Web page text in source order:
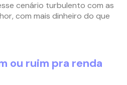
cenário turbulento com as
com mais dinheiro do que
ou ruim pra renda